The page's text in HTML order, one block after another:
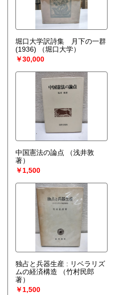
堀口大学訳詩集 月下の一群
(1936)
（堀口大学）
￥30,000
中国憲法の論点
（浅井敦
著）
￥1,500
独占と兵器生産 : リベラリズ
ムの経済構造
（竹村民郎
著）
￥1,500